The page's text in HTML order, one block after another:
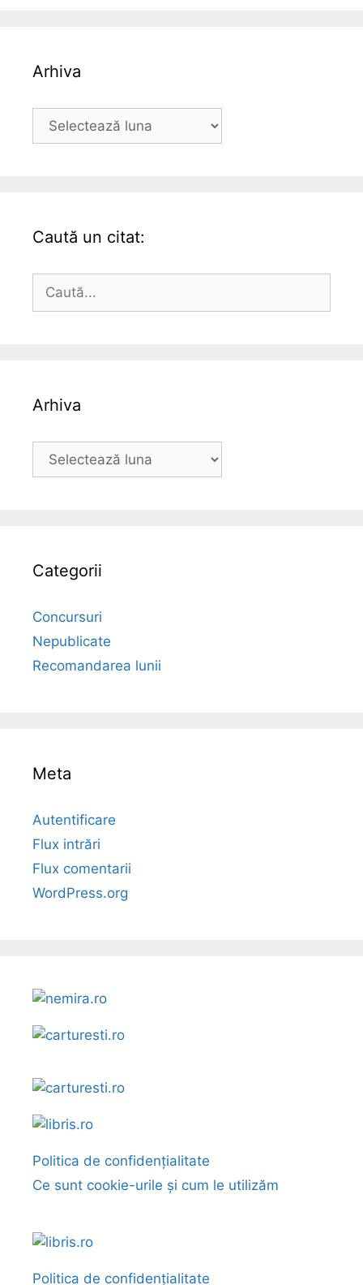
Arhiva
Arhiva
Caută un citat:
după:
Arhiva
Arhiva
Categorii
Concursuri
Nepublicate
Recomandarea lunii
Meta
Autentificare
Flux intrări
Flux comentarii
WordPress.org
Politica de confidențialitate
Ce sunt cookie-urile și cum le utilizăm
Politica de confidențialitate